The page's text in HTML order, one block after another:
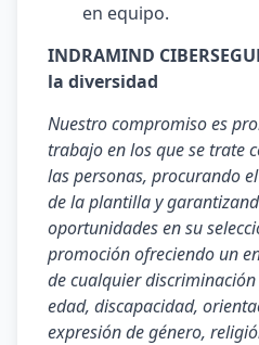
en equipo.
INDRAMIND
la diversidad
Nuestro compromiso es
trabajo en los que se trate
las personas, procurando
de la plantilla y
oportunidades en su
promoción ofreciendo un
de cualquier
edad, discapacidad,
expresión de género,